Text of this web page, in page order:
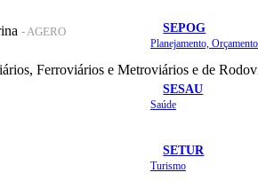
SEPOG
SESAU
Saúde
SETUR
Turismo
- AGERO
Ferroviários e Metroviários e de